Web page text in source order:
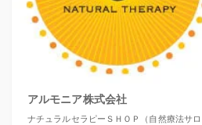
アルモニア株式会社
ナチュラルセラピーＳＨＯＰ（自然療法サロ